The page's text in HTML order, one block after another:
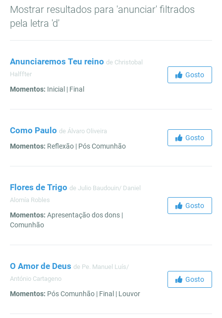
Mostrar resultados para 'anunciar' filtrados
pela letra 'd'
Anunciaremos Teu reino de Christobal
Halffter
Momentos: Inicial | Final
Gosto
Como Paulo de Álvaro Oliveira
Momentos: Reflexão | Pós Comunhão
Gosto
Flores de Trigo de Julio Baudouin/ Daniel
Alomía Robles
Momentos: Apresentação dos dons |
Comunhão
Gosto
O Amor de Deus de Pe. Manuel Luís/
António Cartageno
Momentos: Pós Comunhão | Final | Louvor
Gosto